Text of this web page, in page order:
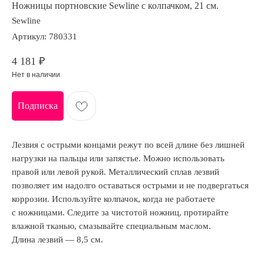
Ножницы портновские Sewline с колпачком, 21 см.
Sewline
Артикул: 780331
4 181 ₽
Нет в наличии
Подписка
Лезвия с острыми концами режут по всей длине без лишней
нагрузки на пальцы или запястье. Можно использовать
правой или левой рукой. Металлический сплав лезвий
позволяет им надолго оставаться острыми и не подвергаться
коррозии. Используйте колпачок, когда не работаете
с ножницами. Следите за чистотой ножниц, протирайте
влажной тканью, смазывайте специальным маслом.
Длина лезвий — 8,5 см.